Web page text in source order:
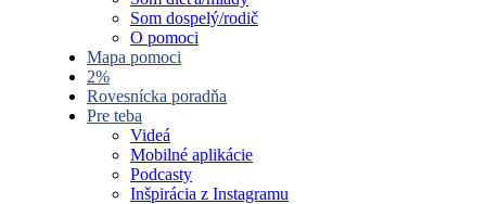
Som dospelý/rodič
O pomoci
Mapa pomoci
2%
Rovesnícka poradňa
Pre teba
Videá
Mobilné aplikácie
Podcasty
Inšpirácia z Instagramu